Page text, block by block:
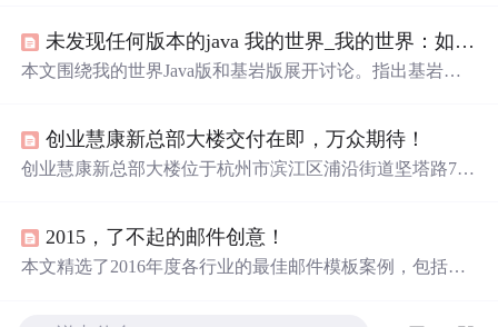
调覆盖、现代化报告厅和实训大楼，致力于培养财经专业
人才，是地区财经技能的重要基地。
未发现任何版本的java 我的世界_我的世界：如果java版消失，任何语言都变得苍白，开始大
本文围绕我的世界Java版和基岩版展开讨论。指出基岩版
能 导致 玩家大面积退游。此外，还提到游戏中部分玩家的
特别玩法。
创业慧康新总部大楼交付在即，万众期待！
创业慧康新总部大楼位于杭州市滨江区浦沿街道坚塔路708
以及舒适的运动休息区。经过1000个日夜的努力，新总部
大楼即将交付使用，标志着公司发展进入新的阶段。
2015，了不起的邮件创意！
本文精选了2016年度各行业的最佳邮件模板案例，包括K1